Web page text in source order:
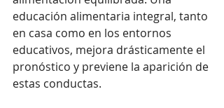
educación alimentaria integral, tanto
en casa como en los entornos
educativos, mejora drásticamente el
pronóstico y previene la aparición de
estas conductas.